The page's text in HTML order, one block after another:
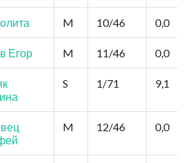
M 10/46 0,0
Егор M 11/46 0,0
S 1/71 9,1
M 12/46 0,0